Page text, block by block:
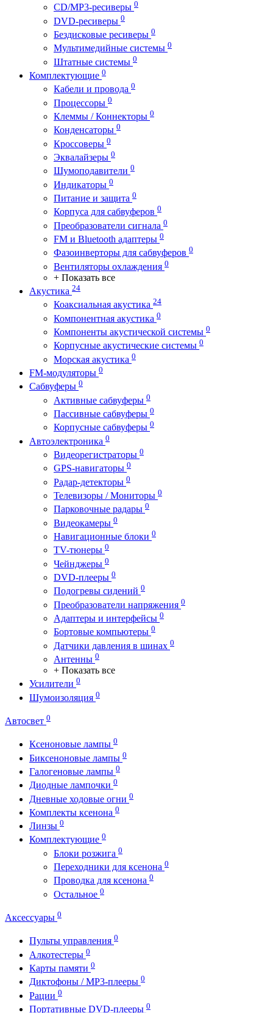
CD/MP3-ресиверы 0
DVD-ресиверы 0
Бездисковые ресиверы 0
Мультимедийные системы 0
Штатные системы 0
Комплектующие 0
Кабели и провода 0
Процессоры 0
Клеммы / Коннекторы 0
Конденсаторы 0
Кроссоверы 0
Эквалайзеры 0
Шумоподавители 0
Индикаторы 0
Питание и защита 0
Корпуса для сабвуферов 0
Преобразователи сигнала 0
FM и Bluetooth адаптеры 0
Фазоинверторы для сабвуферов 0
Вентиляторы охлаждения 0
+ Показать все
Акустика 24
Коаксиальная акустика 24
Компонентная акустика 0
Компоненты акустической системы 0
Корпусные акустические системы 0
Морская акустика 0
FM-модуляторы 0
Сабвуферы 0
Активные сабвуферы 0
Пассивные сабвуферы 0
Корпусные сабвуферы 0
Автоэлектроника 0
Видеорегистраторы 0
GPS-навигаторы 0
Радар-детекторы 0
Телевизоры / Мониторы 0
Парковочные радары 0
Видеокамеры 0
Навигационные блоки 0
TV-тюнеры 0
Чейнджеры 0
DVD-плееры 0
Подогревы сидений 0
Преобразователи напряжения 0
Адаптеры и интерфейсы 0
Бортовые компьютеры 0
Датчики давления в шинах 0
Антенны 0
+ Показать все
Усилители 0
Шумоизоляция 0
Автосвет 0
Ксеноновые лампы 0
Биксеноновые лампы 0
Галогеновые лампы 0
Диодные лампочки 0
Дневные ходовые огни 0
Комплекты ксенона 0
Линзы 0
Комплектующие 0
Блоки розжига 0
Переходники для ксенона 0
Проводка для ксенона 0
Остальное 0
Аксессуары 0
Пульты управления 0
Алкотестеры 0
Карты памяти 0
Диктофоны / MP3-плееры 0
Рации 0
Портативные DVD-плееры 0